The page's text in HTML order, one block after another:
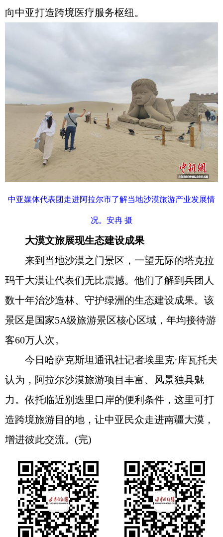
向中亚打造跨境医疗服务枢纽。
中亚媒体代表团走进阿拉尔市了解当地沙漠旅游产业发展情
况。安冉 摄
大漠文旅展现生态建设成果
来到当地沙漠之门景区，一望无际的塔克拉
玛干大漠让代表们无比震撼。他们了解到兵团人
数十年治沙造林、守护绿洲的生态建设成果。该
景区是国家5A级旅游景区核心区域，年均接待游
客60万人次。
今日哈萨克斯坦通讯社记者埃里克·库瓦托夫
认为，阿拉尔沙漠旅游项目丰富、风景独具魅
力。依托临近别迭里口岸的便利条件，这里可打
造跨境旅游目的地，让中亚民众走进南疆大漠，
增进彼此交流。(完)